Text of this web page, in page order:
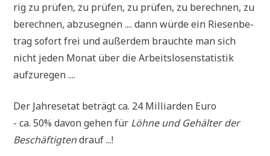
rig zu prü­fen, zu prü­fen, zu prü­fen, zu berech­nen, zu
berech­nen, abzu­seg­nen .... dann wür­de ein Rie­sen­be­
trag sofort frei und außer­dem brauch­te man sich
nicht jeden Monat über die Arbeits­lo­sen­sta­ti­stik
aufzuregen ....
Der Jah­res­etat beträgt ca. 24 Mil­li­ar­den Euro
- ca. 50% davon gehen für Löh­ne und Gehäl­ter der
Beschäf­tig­tendrauf ...!